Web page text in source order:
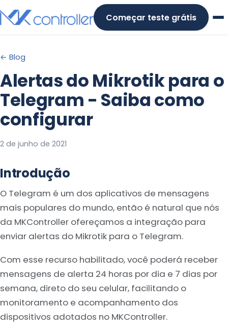
to
Começar teste grátis
← Blog
Alertas do Mikrotik para o
Telegram - Saiba como
configurar
2 de junho de 2021
Introdução
O Telegram é um dos aplicativos de mensagens
mais populares do mundo, então é natural que nós
da MKController ofereçamos a integração para
enviar alertas do Mikrotik para o Telegram.
Com esse recurso habilitado, você poderá receber
mensagens de alerta 24 horas por dia e 7 dias por
semana, direto do seu celular, facilitando o
monitoramento e acompanhamento dos
dispositivos adotados no MKController.